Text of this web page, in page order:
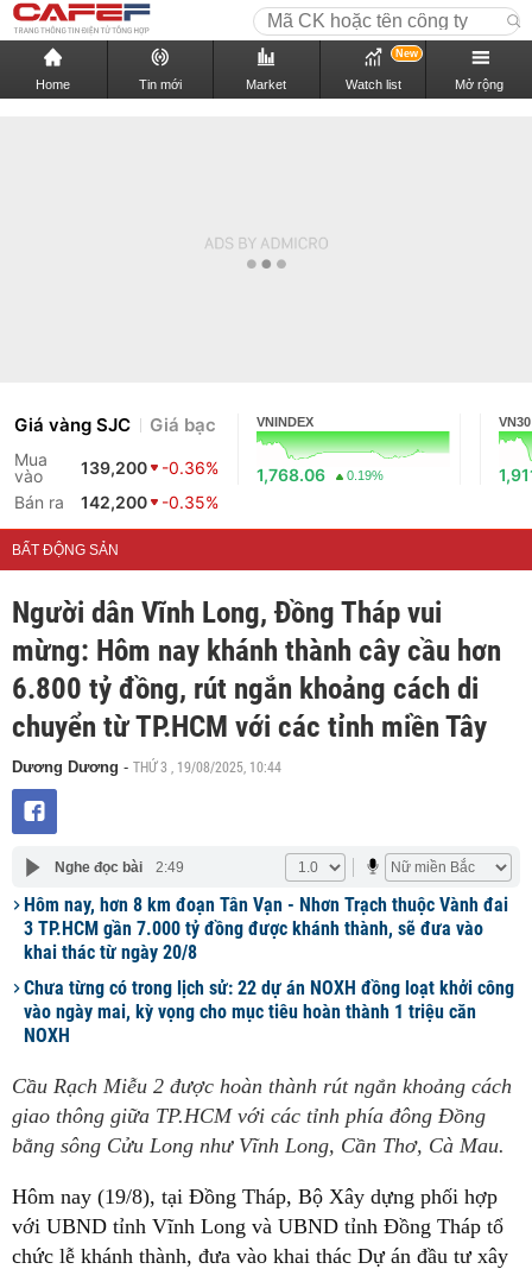
Home Tin mới Market Watch list
New
Mở rộng
Giá vàng SJC Giá bạc
Mua
vào
139,200
-0.36%
Bán ra
142,200 -0.35%
VNINDEX
1,768.06 0.19%
VN30
BẤT ĐỘNG SẢN
Người dân Vĩnh Long, Đồng Tháp vui
mừng: Hôm nay khánh thành cây cầu hơn
6.800 tỷ đồng, rút ngắn khoảng cách di
chuyển từ TP.HCM với các tỉnh miền Tây
Dương Dương - THỨ 3 , 19/08/2025, 10:44
Nghe đọc bài 2:49
Hôm nay, hơn 8 km đoạn Tân Vạn - Nhơn Trạch thuộc Vành đai
3 TP.HCM gần 7.000 tỷ đồng được khánh thành, sẽ đưa vào
khai thác từ ngày 20/8
Chưa từng có trong lịch sử: 22 dự án NOXH đồng loạt khởi công
vào ngày mai, kỳ vọng cho mục tiêu hoàn thành 1 triệu căn
NOXH
Cầu Rạch Miễu 2 được hoàn thành rút ngắn khoảng cách
giao thông giữa TP.HCM với các tỉnh phía đông Đồng
bằng sông Cửu Long như Vĩnh Long, Cần Thơ, Cà Mau.
Hôm nay (19/8), tại Đồng Tháp, Bộ Xây dựng phối hợp
với UBND tỉnh Vĩnh Long và UBND tỉnh Đồng Tháp tổ
chức lễ khánh thành, đưa vào khai thác Dự án đầu tư xây